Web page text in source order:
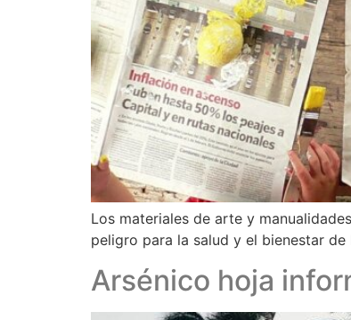
Los materiales de arte y
peligro para la salud y el bienestar de
Arsénico hoja